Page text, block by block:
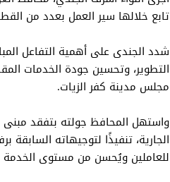
تابع خلالها سير العمل بعدد من
شدد الجندى على أهمية التفاعل
التطوير، وتحسين جودة الخدمات
مجلس مدينة كفر الزيات.
واستهل المحافظ جولته بتفقد مبنى
الجارية، تنفيذًا لتوجيهاته السابقة
للعاملين ويُحسن من مستوى الخدمة